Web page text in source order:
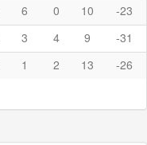
6 0 10
-23
3 4 9
-31
1 2 13 -26